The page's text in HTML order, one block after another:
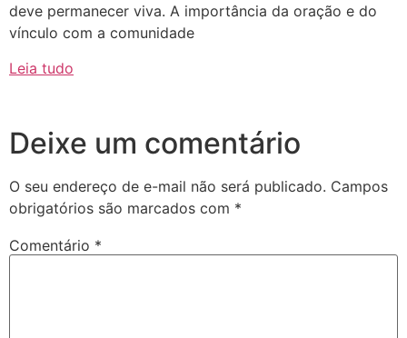
deve permanecer viva. A importância da oração e do
vínculo com a comunidade
Leia tudo
Deixe um comentário
O seu endereço de e-mail não será publicado. Campos
obrigatórios são marcados com *
Comentário *